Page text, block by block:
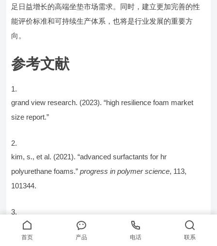
足日益增长的高端坐垫市场需求。同时，建立更加完善的性
能评价标准和可持续生产体系，也将是行业发展的重要方
向。
参考文献
grand view research. (2023). “high resilience foam market
size report.”
kim, s., et al. (2021). “advanced surfactants for hr
polyurethane foams.”progress in polymer science, 113,
101344.
zhang, l., et al. (2022). “structure-property relationships in hr
foam surfactants.”
polymer , 245, 124698.
首页 产品 电话 联系